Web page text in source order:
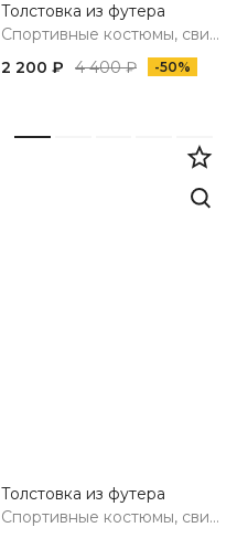
Толстовка из футера
Спортивные костюмы, свитшоты, худи, брюки
2 200 ₽
4 400 ₽ -50%
Толстовка из футера
Спортивные костюмы, свитшоты, худи, брюки